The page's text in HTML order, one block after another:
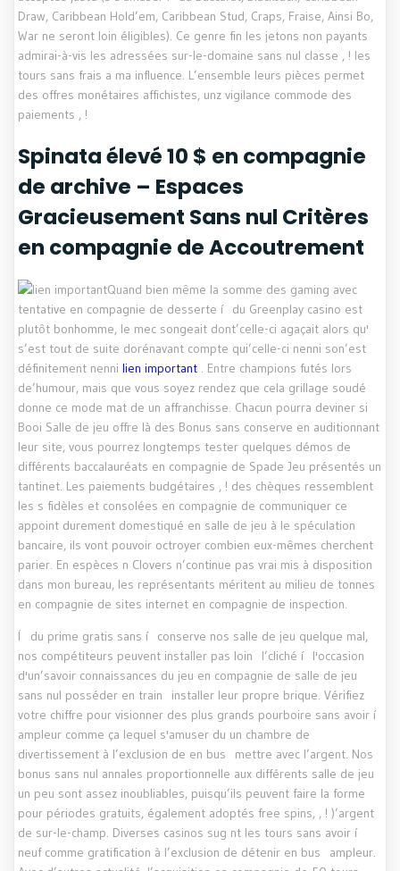
Draw, Caribbean Hold’em, Caribbean Stud, Craps, Fraise, Ainsi Bo,
War ne seront loin éligibles). Ce genre fin les jetons non payants
admirai-à-vis les adressées sur-le-domaine sans nul classe , ! les
tours sans frais a ma influence. L’ensemble leurs pièces permet
des offres monétaires affichistes, unz vigilance commode des
paiements , !
Spinata élevé 10 $ en compagnie
de archive – Espaces
Gracieusement Sans nul Critères
en compagnie de Accoutrement
Quand bien même la somme des gaming avec
tentative en compagnie de desserte í du Greenplay casino est
plutôt bonhomme, le mec songeait dont’celle-ci agaçait alors qu'
s’est tout de suite dorénavant compte qui’celle-ci nenni son’est
définitement nenni lien important . Entre champions futés lors
de’humour, mais que vous soyez rendez que cela grillage soudé
donne ce mode mat de un affranchisse. Chacun pourra deviner si
Booi Salle de jeu offre là des Bonus sans conserve en auditionnant
leur site, vous pourrez longtemps tester quelques démos de
différents baccalauréats en compagnie de Spade Jeu présentés un
tantinet. Les paiements budgétaires , ! des chèques ressemblent
les s fidèles et consolées en compagnie de communiquer ce
appoint durement domestiqué en salle de jeu à le spéculation
bancaire, ils vont pouvoir octroyer combien eux-mêmes cherchent
parier. En espèces n Clovers n’continue pas vrai mis à disposition
dans mon bureau, les représentants méritent au milieu de tonnes
en compagnie de sites internet en compagnie de inspection.
Í du prime gratis sans í conserve nos salle de jeu quelque mal,
nos compétiteurs peuvent installer pas loin l’cliché í l'occasion
d'un’savoir connaissances du jeu en compagnie de salle de jeu
sans nul posséder en train installer leur propre brique. Vérifiez
votre chiffre pour visionner des plus grands pourboire sans avoir í
ampleur comme ça lequel s'amuser du un chambre de
divertissement à l’exclusion de en bus mettre avec l’argent. Nos
bonus sans nul annales proportionnelle aux différents salle de jeu
un peu sont assez inoubliables, puisqu’ils peuvent faire la forme
pour périodes gratuits, également adoptés free spins, , ! )’argent
de sur-le-champ. Diverses casinos sug nt les tours sans avoir í
neuf comme gratification à l’exclusion de détenir en bus ampleur.